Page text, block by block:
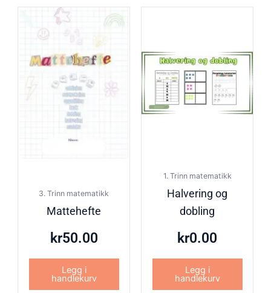
3. Trinn matematikk
Mattehefte
kr50.00
Legg i
handlekurv
1. Trinn matematikk
Halvering og
dobling
kr0.00
Legg i
handlekurv